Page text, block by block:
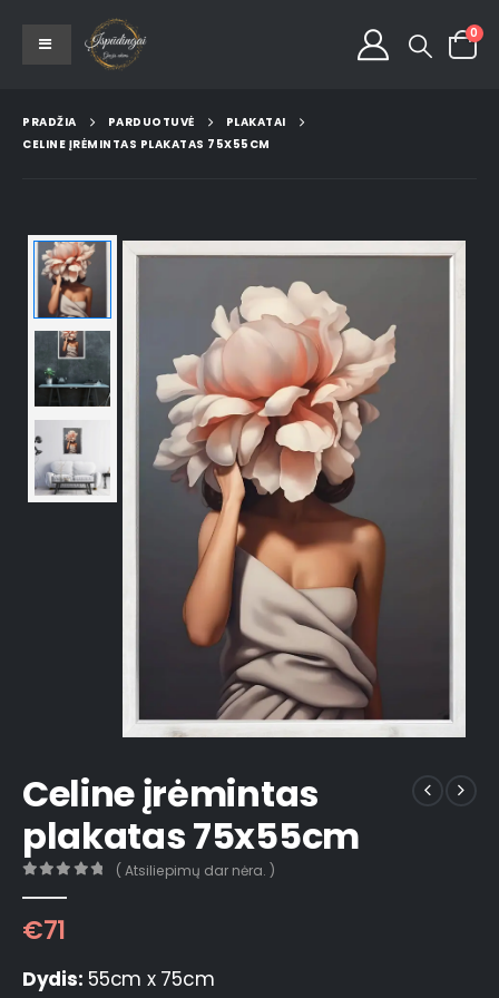
0
PRADŽIA PARDUOTUVĖ
PLAKATAI
CELINE ĮRĖMINTAS PLAKATAS 75X55CM
Celine įrėmintas
plakatas 75x55cm
( Atsiliepimų dar nėra. )
€71
Dydis: 55cm x 75cm